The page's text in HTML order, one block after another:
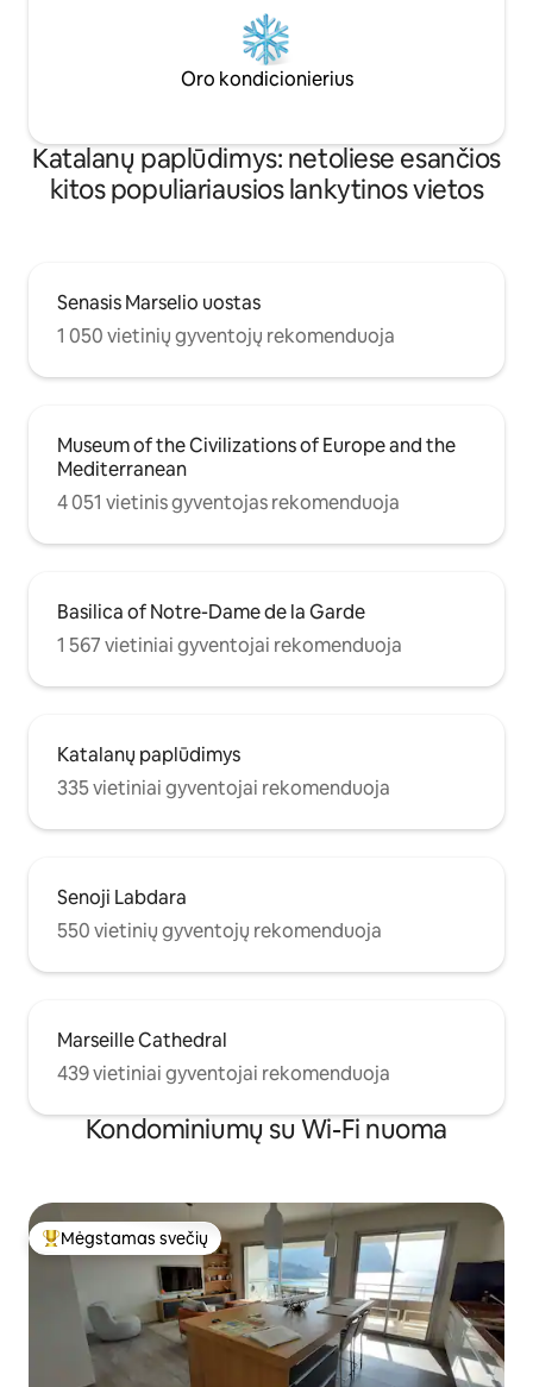
Oro kondicionierius
Katalanų paplūdimys: netoliese esančios
kitos populiariausios lankytinos vietos
Senasis Marselio uostas
1 050 vietinių gyventojų rekomenduoja
Museum of the Civilizations of Europe and the
Mediterranean
4 051 vietinis gyventojas rekomenduoja
Basilica of Notre-Dame de la Garde
1 567 vietiniai gyventojai rekomenduoja
Katalanų paplūdimys
335 vietiniai gyventojai rekomenduoja
Senoji Labdara
550 vietinių gyventojų rekomenduoja
Marseille Cathedral
439 vietiniai gyventojai rekomenduoja
Kondominiumų su Wi-Fi nuoma
Svečių mėgstamiausias
Mėgstamas svečių